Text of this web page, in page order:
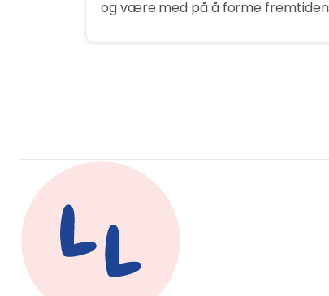
og være med på å forme